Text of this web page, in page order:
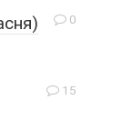
0
15